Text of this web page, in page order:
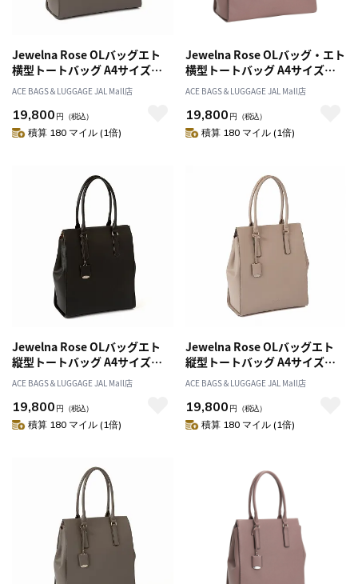
Jewelna Rose OLバッグエト
横型トートバッグ A4サイズ
11931
ACE BAGS＆LUGGAGE JAL Mall店
19,800 円 （税込）
積算 180 マイル (1倍)
Jewelna Rose OLバッグ・エト
横型トートバッグ A4サイズ
11931
ACE BAGS＆LUGGAGE JAL Mall店
19,800 円 （税込）
積算 180 マイル (1倍)
Jewelna Rose OLバッグエト
縦型トートバッグ A4サイズ
11932
ACE BAGS＆LUGGAGE JAL Mall店
19,800 円 （税込）
積算 180 マイル (1倍)
Jewelna Rose OLバッグエト
縦型トートバッグ A4サイズ
11932
ACE BAGS＆LUGGAGE JAL Mall店
19,800 円 （税込）
積算 180 マイル (1倍)